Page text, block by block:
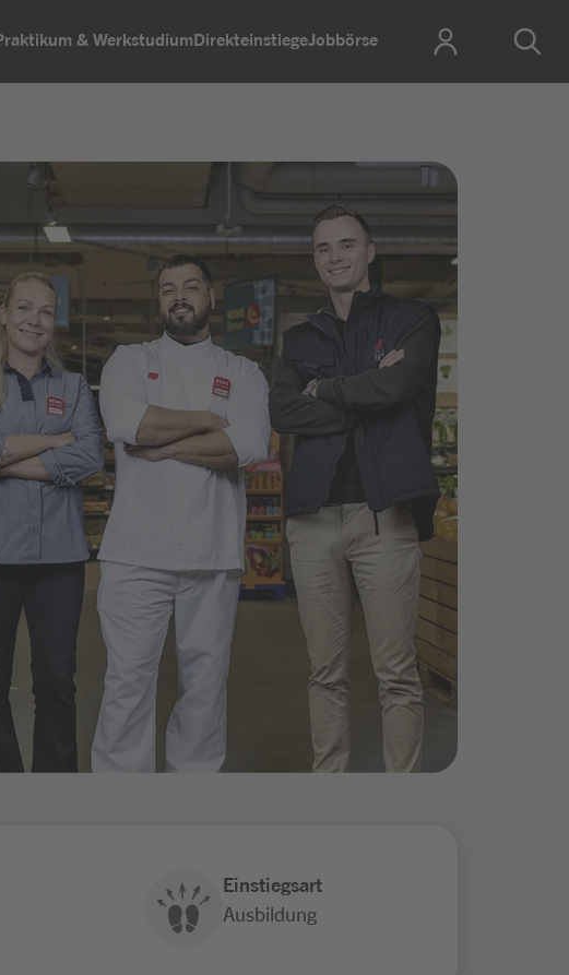
& WerkstudiumDirekteinstiegeJobbörse
Einstiegsart
Ausbildung